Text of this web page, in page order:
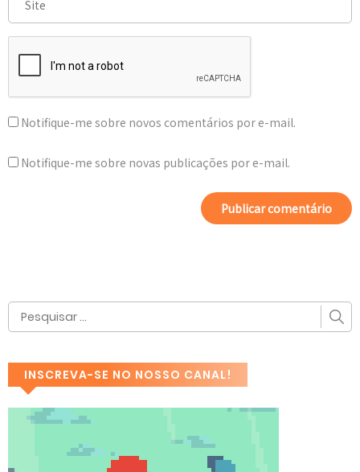
Notifique-me sobre novos comentários por e-mail.
Notifique-me sobre novas publicações por e-mail.
INSCREVA-SE NO NOSSO CANAL!